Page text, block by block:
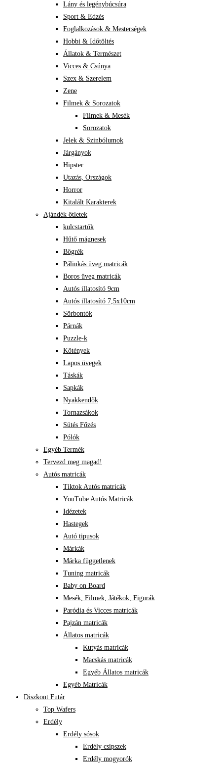
Lány és legénybúcsúra
Sport & Edzés
Foglalkozások & Mesterségek
Hobbi & Időtöltés
Állatok & Természet
Vicces & Csúnya
Szex & Szerelem
Zene
Filmek & Sorozatok
Filmek & Mesék
Sorozatok
Jelek & Szinbólumok
Járgányok
Hipster
Utazás, Országok
Horror
Kitalált Karakterek
Ajándék ötletek
kulcstartók
Hűtő mágnesek
Bögrék
Pálinkás üveg matricák
Boros üveg matricák
Autós illatosító 9cm
Autós illatosító 7,5x10cm
Sörbontók
Párnák
Puzzle-k
Kötények
Lapos üvegek
Táskák
Sapkák
Nyakkendők
Tornazsákok
Sütés Főzés
Pólók
Egyéb Termék
Tervezd meg magad!
Autós matricák
Tiktok Autós matricák
YouTube Autós Matricák
Idézetek
Hastegek
Autó tipusok
Márkák
Márka függetlenek
Tuning matricák
Baby on Board
Mesék, Filmek, Játékok, Figurák
Paródia és Vicces matricák
Pajzán matricák
Állatos matricák
Kutyás matricák
Macskás matricák
Egyéb Állatos matricák
Egyéb Matricák
Diszkont Futár
Top Wafers
Erdély
Erdély sósok
Erdély csipszek
Erdély mogyorók